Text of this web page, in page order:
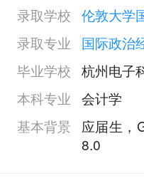
录取学校 伦敦大学
录取专业
国际政治
毕业学校 杭州电子
本科专业 会计学
基本背景
应届生，
8.0